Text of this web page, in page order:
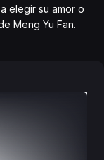
elegir su amor o
Meng Yu Fan.